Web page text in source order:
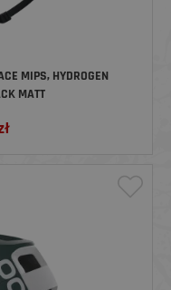
MIPS, HYDROGEN
MATT